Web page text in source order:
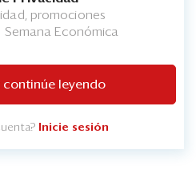
promociones
Económica
continúe leyendo
Inicie sesión